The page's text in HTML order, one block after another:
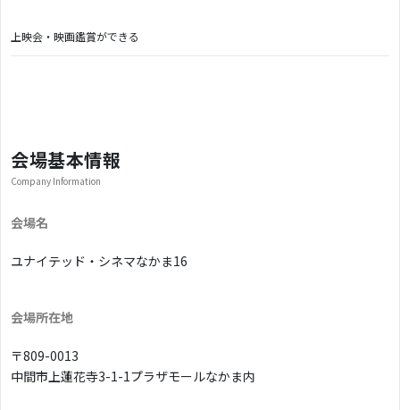
上映会・映画鑑賞ができる
会場基本情報
Company Information
会場名
ユナイテッド・シネマなかま16
会場所在地
〒809-0013
中間市上蓮花寺3-1-1プラザモールなかま内